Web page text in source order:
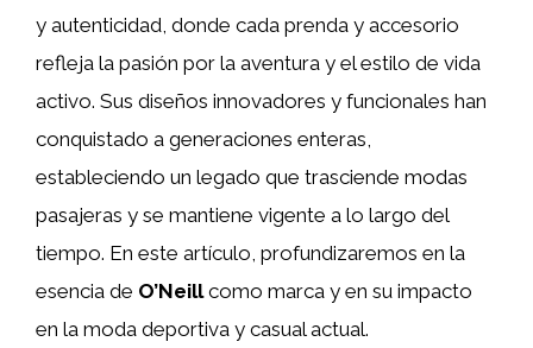
y autenticidad, donde cada prenda y accesorio
refleja la pasión por la aventura y el estilo de vida
activo. Sus diseños innovadores y funcionales han
conquistado a generaciones enteras,
estableciendo un legado que trasciende modas
pasajeras y se mantiene vigente a lo largo del
tiempo. En este artículo, profundizaremos en la
esencia de O’Neillcomo marca y en su impacto
en la moda deportiva y casual actual.